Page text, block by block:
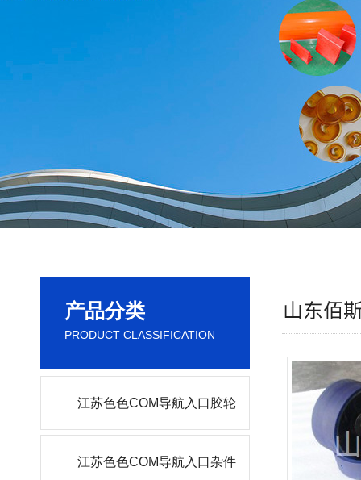
产品分类
PRODUCT CLASSIFICATION
江苏色色COM导航入口胶轮
江苏色色COM导航入口杂件